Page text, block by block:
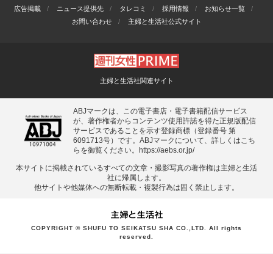
広告掲載
ニュース提供先 タレコミ 採用情報
お知らせ一覧
お問い合わせ
主婦と生活社公式サイト
主婦と生活社関連サイト
ABJマークは、この電子書店・電子書籍配信サービス
が、著作権者からコンテンツ使用許諾を得た正規版配信
サービスであることを示す登録商標（登録番号 第
6091713号）です。ABJマークについて、詳しくはこち
らを御覧ください。
https://aebs.or.jp/
本サイトに掲載されているすべての⽂章・撮影写真の著作権は主婦と⽣活
社に帰属します。
他サイトや他媒体への無断転載・複製⾏為は固く禁⽌します。
COPYRIGHT © SHUFU TO SEIKATSU SHA CO.,LTD. All rights
reserved.